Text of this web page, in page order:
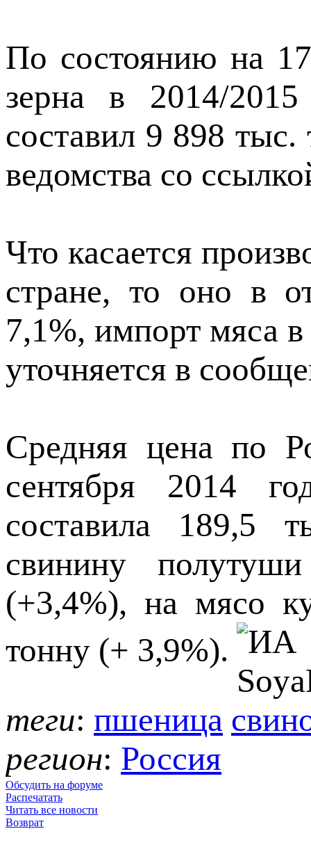
По состоянию на
зерна в 2014/2015
составил 9 898
ведомства со
Что касается
стране, то оно в
7,1%, импорт мяса
уточняется в
Средняя цена по
сентября 2014
составила 189,5
свинину
(+3,4%), на мясо
тонну (+ 3,9%).
теги: пшеница
регион: Россия
Обсудить на форуме
Распечатать
Читать все новости
Возврат